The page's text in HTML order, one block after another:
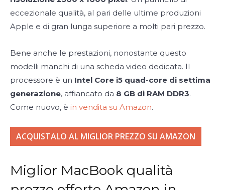
eccezionale qualità, al pari delle ultime produzioni
Apple e di gran lunga superiore a molti pari prezzo.
Bene anche le prestazioni, nonostante questo
modelli manchi di una scheda video dedicata. Il
processore è un Intel Core i5 quad-core di settima
generazione, affiancato da 8 GB di RAM DDR3.
Come nuovo, è in vendita su Amazon.
ACQUISTALO AL MIGLIOR PREZZO SU AMAZON
Miglior MacBook qualità